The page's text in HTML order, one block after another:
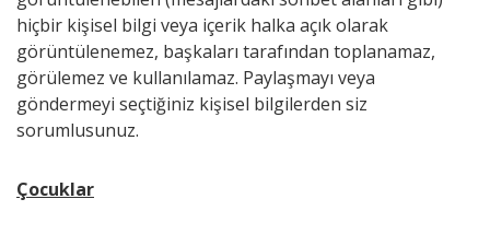
hiçbir kişisel bilgi veya içerik halka açık olarak
görüntülenemez, başkaları tarafından toplanamaz,
görülemez ve kullanılamaz. Paylaşmayı veya
göndermeyi seçtiğiniz kişisel bilgilerden siz
sorumlusunuz.
Çocuklar